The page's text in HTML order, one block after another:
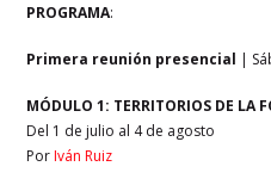
PROGRAMA:
Primera reunión presencial |
MÓDULO 1: TERRITORIOS DE LA
Del 1 de julio al 4 de agosto
PorIván Ruiz